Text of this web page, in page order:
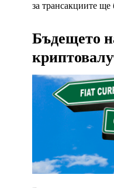
за трансакциите ще
Бъдещето